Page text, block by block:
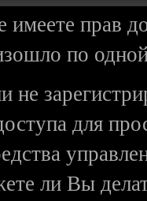
прав
по
не
для
ли Вы